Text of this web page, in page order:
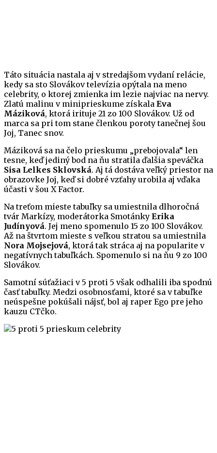
Táto situácia nastala aj v stredajšom vydaní relácie,
kedy sa sto Slovákov televízia opýtala na meno
celebrity, o ktorej zmienka im lezie najviac na nervy.
Zlatú malinu v miniprieskume získala Eva
Máziková, ktorá irituje 21 zo 100 Slovákov. Už od
marca sa pri tom stane členkou poroty tanečnej šou
Joj, Tanec snov.
Máziková sa na čelo prieskumu „prebojovala“ len
tesne, keď jediný bod na ňu stratila ďalšia speváčka
Sisa Lelkes Sklovská. Aj tá dostáva veľký priestor na
obrazovke Joj, keď si dobré vzťahy urobila aj vďaka
účasti v šou X Factor.
Na treťom mieste tabuľky sa umiestnila dlhoročná
tvár Markízy, moderátorka Smotánky Erika
Judínyová. Jej meno spomenulo 15 zo 100 Slovákov.
Až na štvrtom mieste s veľkou stratou sa umiestnila
Nora Mojsejová, ktorá tak stráca aj na popularite v
negatívnych tabuľkách. Spomenulo si na ňu 9 zo 100
Slovákov.
Samotní súťažiaci v 5 proti 5 však odhalili iba spodnú
časť tabuľky. Medzi osobnosťami, ktoré sa v tabuľke
neúspešne pokúšali nájsť, bol aj raper Ego pre jeho
kauzu CTčko.